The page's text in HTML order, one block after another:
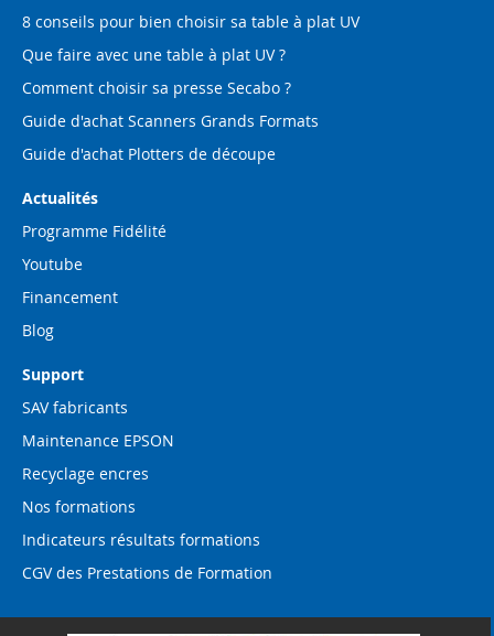
8 conseils pour bien choisir sa table à plat UV
Que faire avec une table à plat UV ?
Comment choisir sa presse Secabo ?
Guide d'achat Scanners Grands Formats
Guide d'achat Plotters de découpe
Actualités
Programme Fidélité
Youtube
Financement
Blog
Support
SAV fabricants
Maintenance EPSON
Recyclage encres
Nos formations
Indicateurs résultats formations
CGV des Prestations de Formation